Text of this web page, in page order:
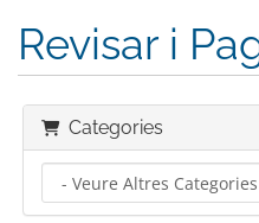
Revisar i
Categories